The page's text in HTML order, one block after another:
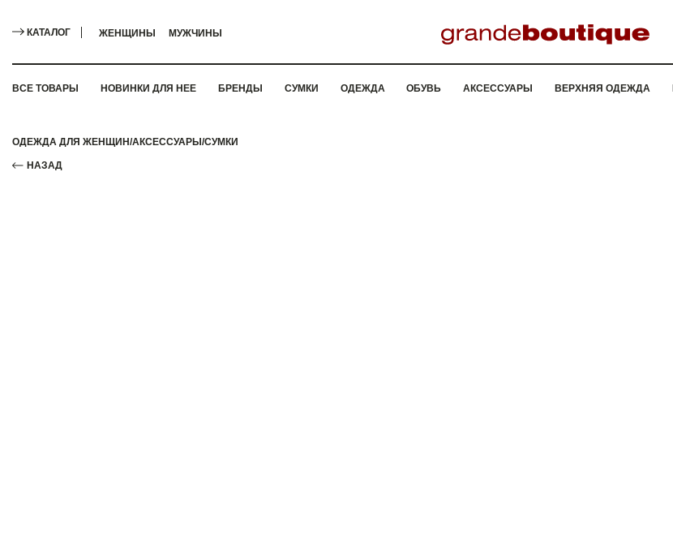
КАТАЛОГ ЖЕНЩИНЫ МУЖЧИНЫ
ВСЕ ТОВАРЫ НОВИНКИ ДЛЯ НЕЕ БРЕНДЫ СУМКИ ОДЕЖДА ОБУВЬ АКСЕССУАРЫ ВЕРХНЯЯ ОДЕЖДА
ОДЕЖДА ДЛЯ ЖЕНЩИН/АКСЕССУАРЫ /СУМКИ
НАЗАД